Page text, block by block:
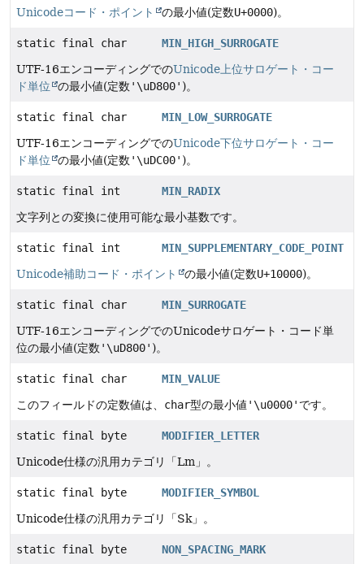
Unicodeコード・ポイント
の最小値(定数U+0000)。
static final char
MIN_HIGH_SURROGATE
UTF-16エンコーディングでのUnicode上位サロゲート・コー
ド単位
の最小値(定数 '\uD800' )。
static final char
MIN_LOW_SURROGATE
UTF-16エンコーディングでのUnicode下位サロゲート・コー
ド単位
の最小値(定数 '\uDC00' )。
static final int
MIN_RADIX
文字列との変換に使用可能な最小基数です。
static final int
MIN_SUPPLEMENTARY_CODE_POINT
Unicode補助コード・ポイント
の最小値(定数U+10000)。
static final char
MIN_SURROGATE
UTF-16エンコーディングでのUnicodeサロゲート・コード単
位の最小値(定数 '\uD800' )。
static final char
MIN_VALUE
このフィールドの定数値は、 char型の最小値 '\u0000' です。
static final byte
MODIFIER_LETTER
Unicode仕様の汎用カテゴリ「Lm」。
static final byte
MODIFIER_SYMBOL
Unicode仕様の汎用カテゴリ「Sk」。
static final byte NON_SPACING_MARK